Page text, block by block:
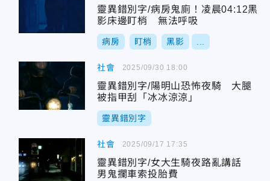
靈異錯別字/病房鬼廁！凌晨04:12黑
影床邊盯梢 無法呼吸
病房 盯梢 黑影
社會
靈異錯別字/陽明山恐怖夜騎 大腿
被指甲刮「冰冰涼涼」
靈異錯別字
2025/09/30 18:00
社會
靈異錯別字/女大生騎夜路亂講話
男鬼攔車索投胎費
2025/09/17 17:35